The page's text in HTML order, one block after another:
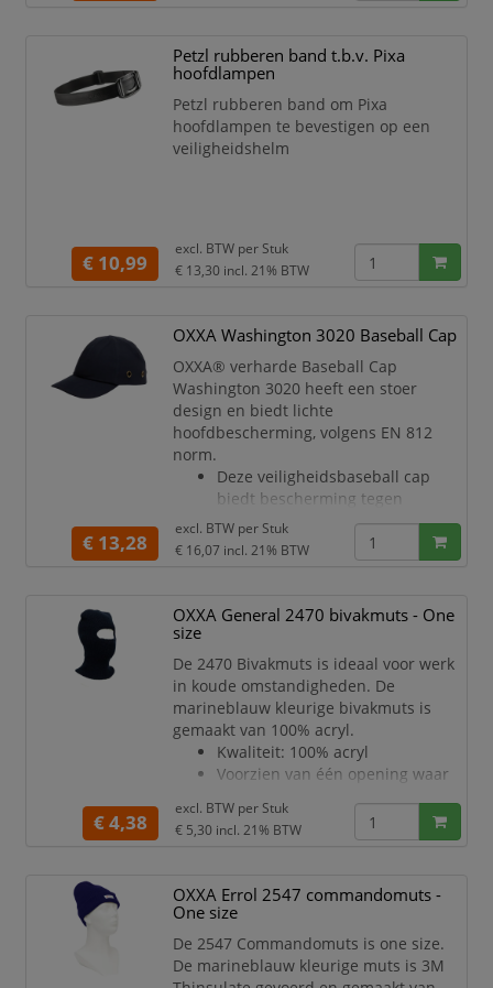
Petzl rubberen band t.b.v. Pixa
hoofdlampen
Petzl rubberen band om Pixa
hoofdlampen te bevestigen op een
veiligheidshelm
€ 10,99
excl. BTW per Stuk
€ 13,30 incl. 21% BTW
OXXA Washington 3020 Baseball Cap
OXXA® verharde Baseball Cap
Washington 3020 heeft een stoer
design en biedt lichte
hoofdbescherming, volgens EN 812
norm.
Deze veiligheidsbaseball cap
biedt bescherming tegen
schaafwonden en
stoten conform de EN 812:2012
Kunststof (ABS) binnenschaal
schaal
Ventilatiegaten
Velcrosluiting aan achterzijde
7 cm klep
One size fits all (54-59 cm)
Kleur: marineblauw
€ 13,28
excl. BTW per Stuk
€ 16,07 incl. 21% BTW
OXXA General 2470 bivakmuts - One
size
De 2470 Bivakmuts is ideaal voor werk
in koude omstandigheden. De
marineblauw kleurige bivakmuts is
gemaakt van 100% acryl.
Kwaliteit: 100% acryl
Voorzien van één opening waar
het hele
gezicht zichtbaar kan zijn
waardoor de bivakmuts niet
kriebelt
koelcellen en andere koude
werkomstandigheden
€ 4,38
excl. BTW per Stuk
€ 5,30 incl. 21% BTW
OXXA Errol 2547 commandomuts -
One size
De 2547 Commandomuts is one size.
De marineblauw kleurige muts is 3M